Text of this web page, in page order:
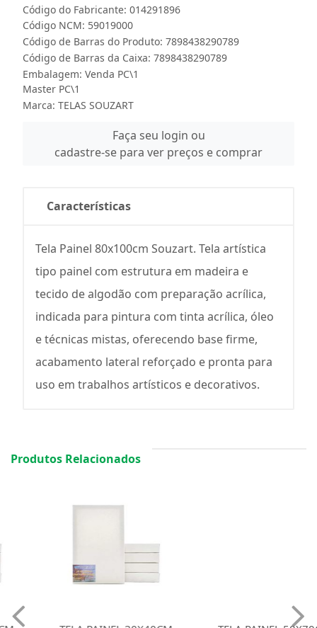
Código do Fabricante: 014291896
Código NCM: 59019000
Código de Barras do Produto: 7898438290789
Código de Barras da Caixa: 7898438290789
Embalagem: Venda PC\1
Master PC\1
Marca: TELAS SOUZART
Faça seu login ou
cadastre-se para ver preços e comprar
Características
Tela Painel 80x100cm Souzart. Tela artística
tipo painel com estrutura em madeira e
tecido de algodão com preparação acrílica,
indicada para pintura com tinta acrílica, óleo
e técnicas mistas, oferecendo base firme,
acabamento lateral reforçado e pronta para
uso em trabalhos artísticos e decorativos.
Produtos Relacionados